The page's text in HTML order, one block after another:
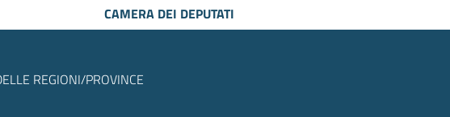
CAMERA DEI DEPUTATI
REGIONI/PROVINCE